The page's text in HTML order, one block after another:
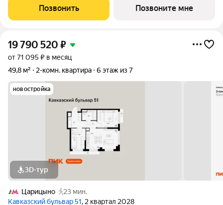
расположение 17 минут пешком до станции метро
«Кантемировская» и 20 минут до станции
Позвонить Позвоните мне
19 790 520 ₽
от 71 095 ₽ в месяц
49,8 м²
2-комн. квартира 6 этаж из 7
новостройка
3D-тур
Царицыно
23 мин.
Кавказский бульвар 51, 2 квартал 2028